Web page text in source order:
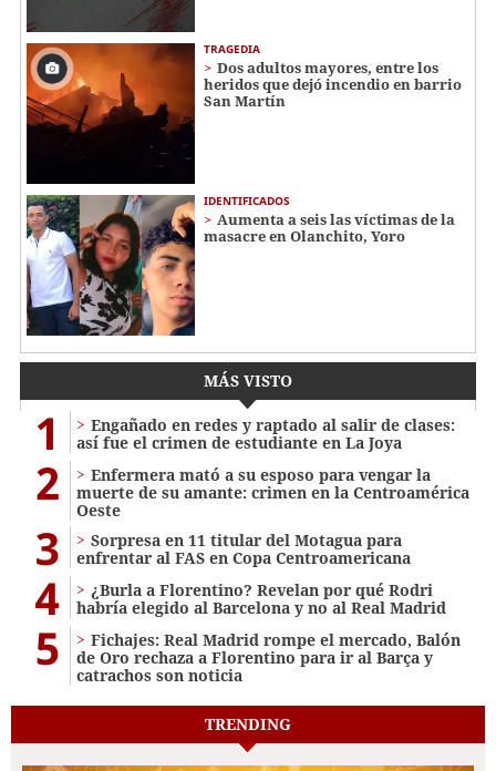
TRAGEDIA
Dos adultos mayores, entre los
heridos que dejó incendio en barrio
San Martín
IDENTIFICADOS
Aumenta a seis las víctimas de la
masacre en Olanchito, Yoro
MÁS VISTO
1
Engañado en redes y raptado al salir de clases:
así fue el crimen de estudiante en La Joya
2
Enfermera mató a su esposo para vengar la
muerte de su amante: crimen en la Centroamérica
Oeste
3
Sorpresa en 11 titular del Motagua para
enfrentar al FAS en Copa Centroamericana
4
¿Burla a Florentino? Revelan por qué Rodri
habría elegido al Barcelona y no al Real Madrid
5
Fichajes: Real Madrid rompe el mercado, Balón
de Oro rechaza a Florentino para ir al Barça y
catrachos son noticia
TRENDING